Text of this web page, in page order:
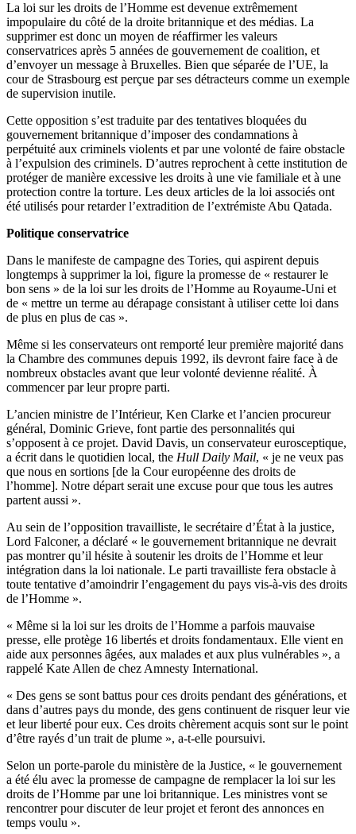
La loi sur les droits de l’Homme est devenue extrêmement
impopulaire du côté de la droite britannique et des médias. La
supprimer est donc un moyen de réaffirmer les valeurs
conservatrices après 5 années de gouvernement de coalition, et
d’envoyer un message à Bruxelles. Bien que séparée de l’UE, la
cour de Strasbourg est perçue par ses détracteurs comme un exemple
de supervision inutile.
Cette opposition s’est traduite par des tentatives bloquées du
gouvernement britannique d’imposer des condamnations à
perpétuité aux criminels violents et par une volonté de faire obstacle
à l’expulsion des criminels. D’autres reprochent à cette institution de
protéger de manière excessive les droits à une vie familiale et à une
protection contre la torture. Les deux articles de la loi associés ont
été utilisés pour retarder l’extradition de l’extrémiste Abu Qatada.
Politique conservatrice
Dans le manifeste de campagne des Tories, qui aspirent depuis
longtemps à supprimer la loi, figure la promesse de « restaurer le
bon sens » de la loi sur les droits de l’Homme au Royaume-Uni et
de « mettre un terme au dérapage consistant à utiliser cette loi dans
de plus en plus de cas ».
Même si les conservateurs ont remporté leur première majorité dans
la Chambre des communes depuis 1992, ils devront faire face à de
nombreux obstacles avant que leur volonté devienne réalité. À
commencer par leur propre parti.
L’ancien ministre de l’Intérieur, Ken Clarke et l’ancien procureur
général, Dominic Grieve, font partie des personnalités qui
s’opposent à ce projet. David Davis, un conservateur eurosceptique,
a écrit dans le quotidien local, the Hull Daily Mail, « je ne veux pas
que nous en sortions [de la Cour européenne des droits de
l’homme]. Notre départ serait une excuse pour que tous les autres
partent aussi ».
Au sein de l’opposition travailliste, le secrétaire d’État à la justice,
Lord Falconer, a déclaré « le gouvernement britannique ne devrait
pas montrer qu’il hésite à soutenir les droits de l’Homme et leur
intégration dans la loi nationale. Le parti travailliste fera obstacle à
toute tentative d’amoindrir l’engagement du pays vis-à-vis des droits
de l’Homme ».
« Même si la loi sur les droits de l’Homme a parfois mauvaise
presse, elle protège 16 libertés et droits fondamentaux. Elle vient en
aide aux personnes âgées, aux malades et aux plus vulnérables », a
rappelé Kate Allen de chez Amnesty International.
« Des gens se sont battus pour ces droits pendant des générations, et
dans d’autres pays du monde, des gens continuent de risquer leur vie
et leur liberté pour eux. Ces droits chèrement acquis sont sur le point
d’être rayés d’un trait de plume », a-t-elle poursuivi.
Selon un porte-parole du ministère de la Justice, « le gouvernement
a été élu avec la promesse de campagne de remplacer la loi sur les
droits de l’Homme par une loi britannique. Les ministres vont se
rencontrer pour discuter de leur projet et feront des annonces en
temps voulu ».